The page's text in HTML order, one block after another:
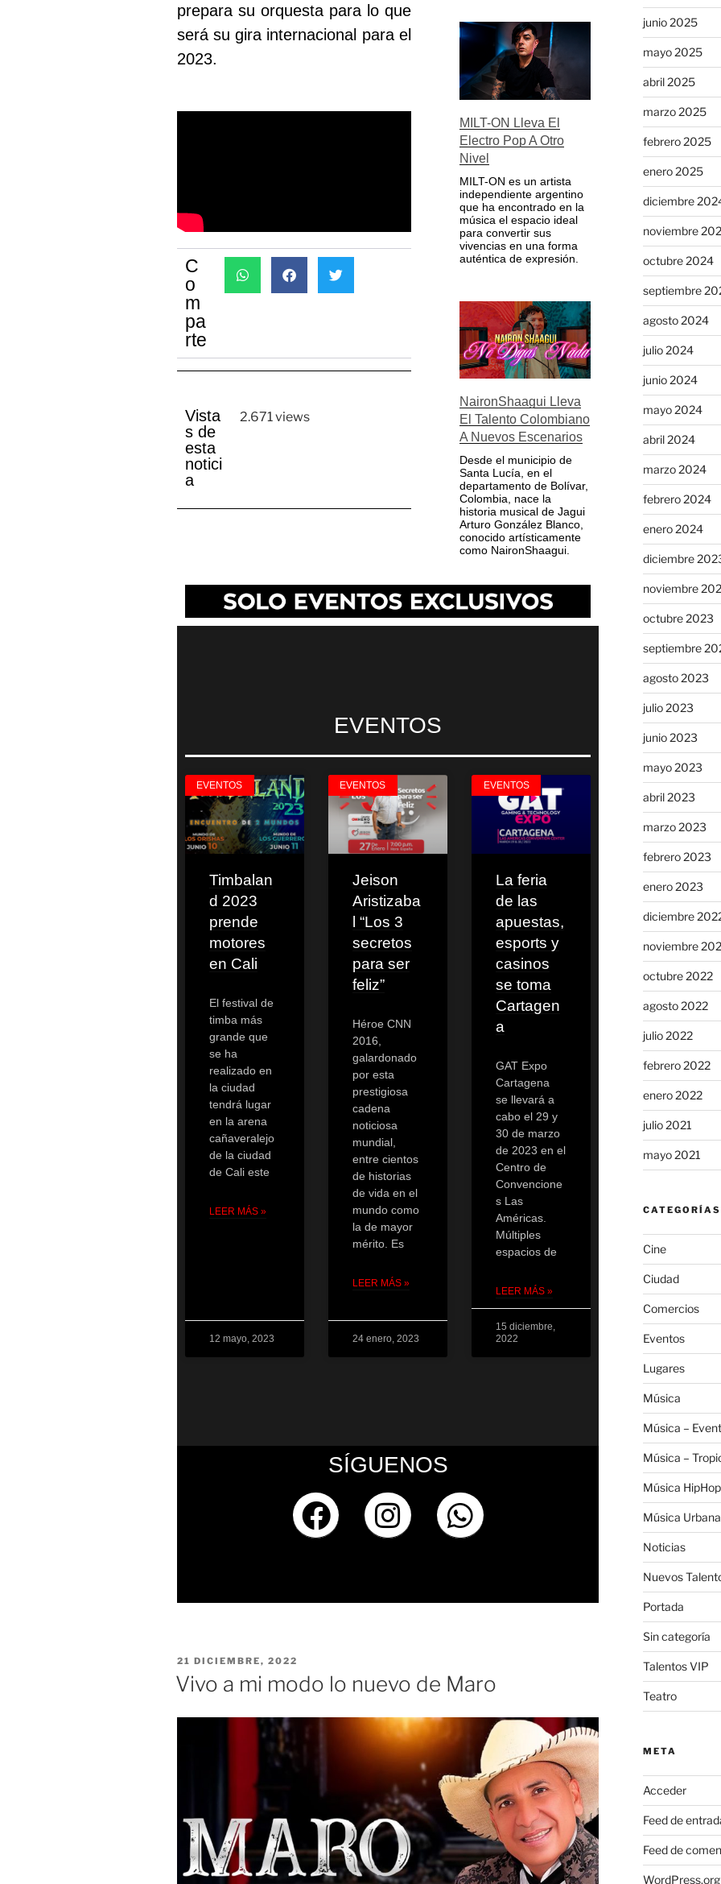
prepara su orquesta para lo que
será su gira internacional para el
2023.
C
O
M
Pa
Rte
Vista
s de
esta
notici
a
2.671 views
MILT-ON Lleva El
Electro Pop A Otro
Nivel
MILT-ON es un artista
independiente argentino
que ha encontrado en la
música el espacio ideal
para convertir sus
vivencias en una forma
auténtica de expresión.
NaironShaagui Lleva
El Talento Colombiano
A Nuevos Escenarios
Desde el municipio de
Santa Lucía, en el
departamento de Bolívar,
Colombia, nace la
historia musical de Jagui
Arturo González Blanco,
conocido artísticamente
como NaironShaagui.
EVENTOS
EVENTOS
Timbalan
d 2023
prende
motores
en Cali
El festival de
timba más
grande que
se ha
realizado en
la ciudad
tendrá lugar
en la arena
cañaveralejo
de la ciudad
de Cali este
LEER MÁS »
12 mayo, 2023
EVENTOS
Jeison
Aristizaba
l “Los 3
secretos
para ser
feliz”
Héroe CNN
2016,
galardonado
por esta
prestigiosa
cadena
noticiosa
mundial,
entre cientos
de historias
de vida en el
mundo como
la de mayor
mérito. Es
LEER MÁS »
24 enero, 2023
EVENTOS
La feria
de las
apuestas,
esports y
casinos
se toma
Cartagen
a
GAT Expo
Cartagena
se llevará a
cabo el 29 y
30 de marzo
de 2023 en el
Centro de
Convencione
s Las
Américas.
Múltiples
espacios de
LEER MÁS »
15 diciembre,
2022
SÍGUENOS
21 DICIEMBRE, 2022
Vivo a mi modo lo nuevo de Maro
junio 2025
mayo 2025
abril 2025
marzo 2025
febrero 2025
enero 2025
diciembre
noviembre
octubre 2024
septiembre
agosto 2024
julio 2024
junio 2024
mayo 2024
abril 2024
marzo 2024
febrero 2024
enero 2024
diciembre
noviembre
octubre 2023
septiembre
agosto 2023
julio 2023
junio 2023
mayo 2023
abril 2023
marzo 2023
febrero 2023
enero 2023
diciembre
noviembre
octubre 2022
agosto 2022
julio 2022
febrero 2022
enero 2022
julio 2021
mayo 2021
CATEGORÍAS
Cine
Ciudad
Comercios
Eventos
Lugares
Música
Música –
Música –
Música HipHop
Música Urbana
Noticias
Nuevos
Portada
Sin categoría
Talentos VIP
Teatro
META
Acceder
Feed de
Feed de
WordPress.org